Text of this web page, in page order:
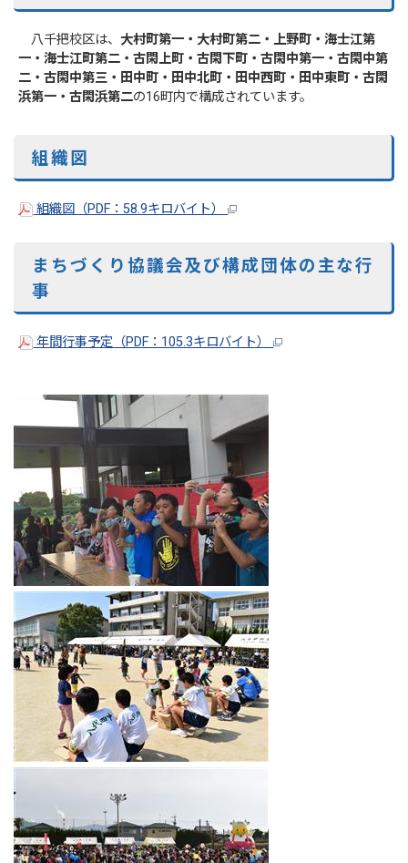
八千把校区は、 大村町第一・大村町第二・上野町・海士江第
一・海士江町第二・古閑上町・古閑下町・古閑中第一・古閑中第
二・古閑中第三・田中町・田中北町・田中西町・田中東町・古閑
浜第一・古閑浜第二の16町内で構成されています。
組織図
組織図（PDF：58.9キロバイト）
まちづくり協議会及び構成団体の主な行
事
年間行事予定（PDF：105.3キロバイト）